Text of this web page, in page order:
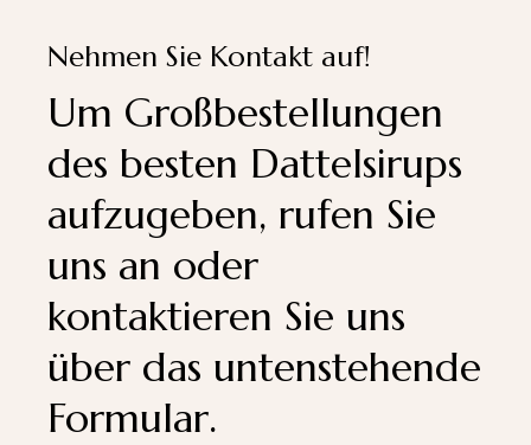
Nehmen Sie Kontakt auf!
Um Großbestellungen
des besten Dattelsirups
aufzugeben, rufen Sie
uns an oder
kontaktieren Sie uns
über das untenstehende
Formular.